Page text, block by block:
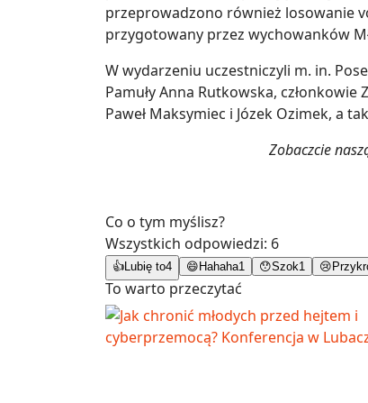
przeprowadzono również losowanie
przygotowany przez wychowanków
W wydarzeniu uczestniczyli m. in.
Pamuły Anna Rutkowska,
Paweł Maksymiec i Józek Ozimek, a
Zobaczcie
Co o tym myślisz?
Wszystkich odpowiedzi: 6
👍Lubię to4 😄 Hahaha1 😯Szok1 😢
To warto przeczytać